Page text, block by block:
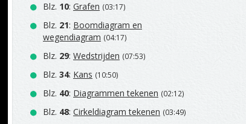
Blz. 10: Grafen (03:17)
Blz. 21: Boomdiagram en
wegendiagram (04:17)
Blz. 29: Wedstrijden (07:53)
Blz. 34: Kans (10:50)
Blz. 40: Diagrammen tekenen (02:12)
Blz. 48: Cirkeldiagram tekenen (03:49)